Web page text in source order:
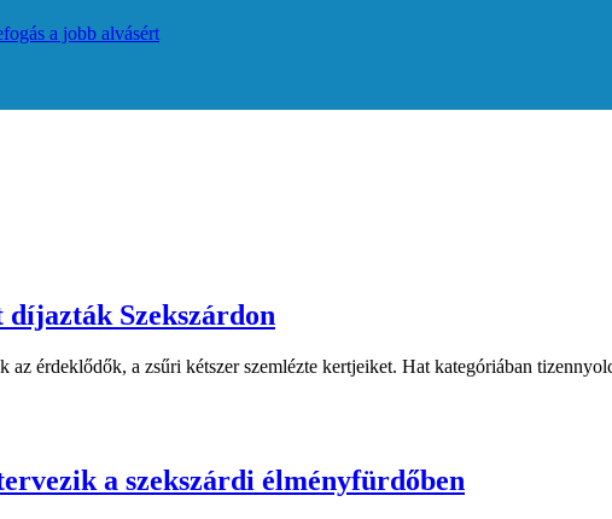
a jobb alvásért
díjazták Szekszárdon
az érdeklődők, a zsűri kétszer szemlézte kertjeiket. Hat kategóriában
a szekszárdi élményfürdőben